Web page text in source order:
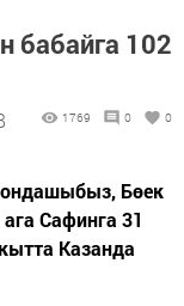
бабайга 102
1769 0 0
Бөек
Сафинга 31
Казанда